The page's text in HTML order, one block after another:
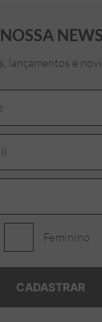
lançamentos e
Feminino